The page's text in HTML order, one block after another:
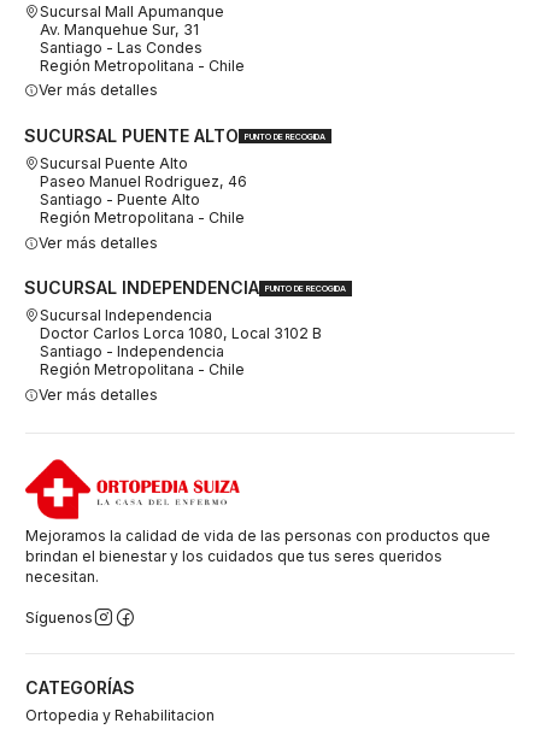
Sucursal Mall Apumanque
Av. Manquehue Sur, 31
Santiago - Las Condes
Región Metropolitana - Chile
Ver más detalles
SUCURSAL PUENTE ALTO PUNTO DE RECOGIDA
Sucursal Puente Alto
Paseo Manuel Rodriguez, 46
Santiago - Puente Alto
Región Metropolitana - Chile
Ver más detalles
SUCURSAL INDEPENDENCIA PUNTO DE RECOGIDA
Sucursal Independencia
Doctor Carlos Lorca 1080, Local 3102 B
Santiago - Independencia
Región Metropolitana - Chile
Ver más detalles
Mejoramos la calidad de vida de las personas con productos que
brindan el bienestar y los cuidados que tus seres queridos
necesitan.
Síguenos
CATEGORÍAS
Ortopedia y Rehabilitacion